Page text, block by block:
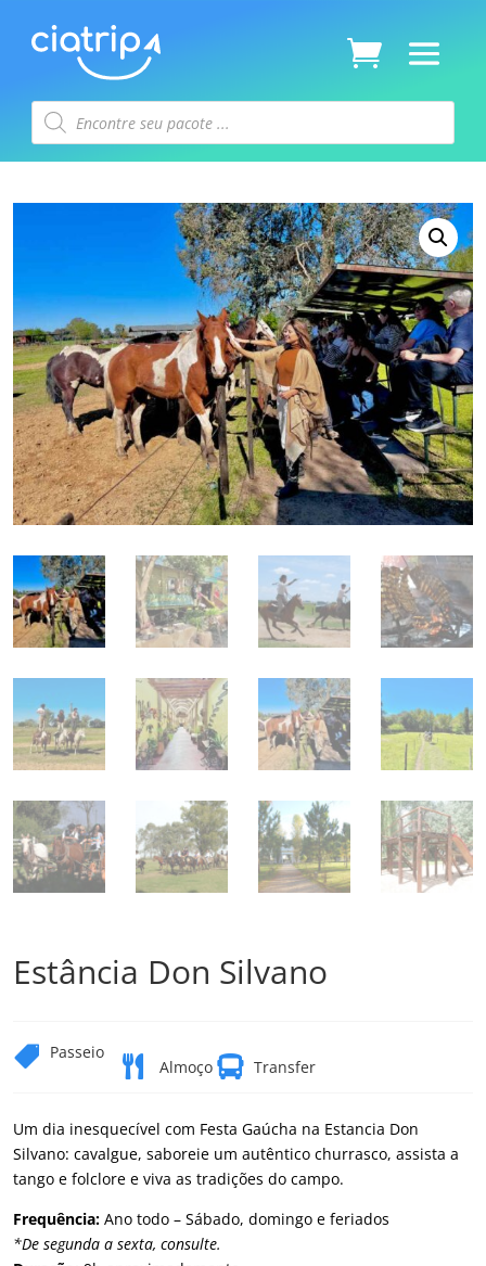
Pesquisar
produtos
Estância Don Silvano
 Passeio
 Almoço  Transfer
Um dia inesquecível com Festa Gaúcha na Estancia Don
Silvano: cavalgue, saboreie um autêntico churrasco, assista a
tango e folclore e viva as tradições do campo.
Frequência: Ano todo – Sábado, domingo e feriados
*De segunda a sexta, consulte.